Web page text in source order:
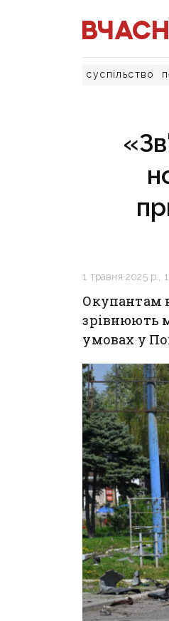
суспільство
1 травня 2025 р.,
Окупантам
зрівнюють
умовах у